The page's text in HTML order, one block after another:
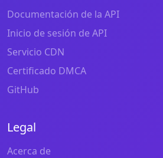
Documentación de la API
Inicio de sesión de API
Servicio CDN
Certificado DMCA
GitHub
Legal
Acerca de